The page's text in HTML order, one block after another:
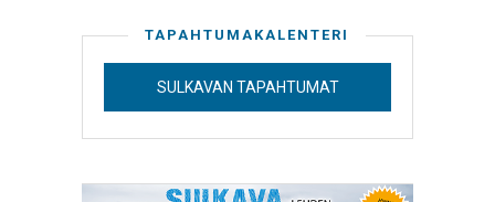
TAPAHTUMAKALENTERI
SULKAVAN TAPAHTUMAT